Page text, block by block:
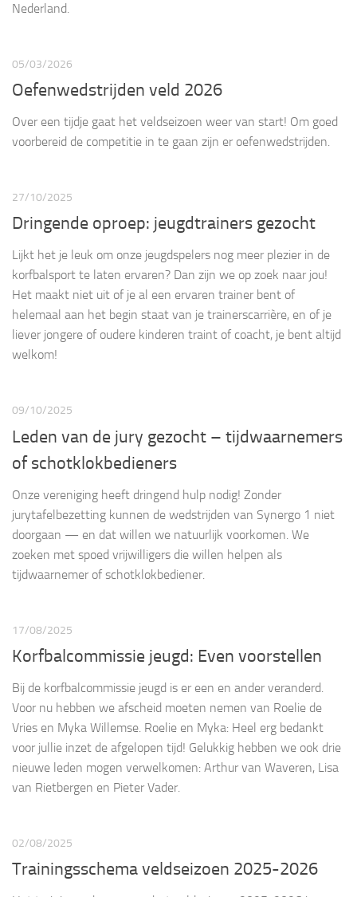
Nederland.
05/03/2026
Oefenwedstrijden veld 2026
Over een tijdje gaat het veldseizoen weer van start! Om goed
voorbereid de competitie in te gaan zijn er oefenwedstrijden.
27/10/2025
Dringende oproep: jeugdtrainers gezocht
Lijkt het je leuk om onze jeugdspelers nog meer plezier in de
korfbalsport te laten ervaren? Dan zijn we op zoek naar jou!
Het maakt niet uit of je al een ervaren trainer bent of
helemaal aan het begin staat van je trainerscarrière, en of je
liever jongere of oudere kinderen traint of coacht, je bent altijd
welkom!
09/10/2025
Leden van de jury gezocht – tijdwaarnemers
of schotklokbedieners
Onze vereniging heeft dringend hulp nodig! Zonder
jurytafelbezetting kunnen de wedstrijden van Synergo 1 niet
doorgaan — en dat willen we natuurlijk voorkomen. We
zoeken met spoed vrijwilligers die willen helpen als
tijdwaarnemer of schotklokbediener.
17/08/2025
Korfbalcommissie jeugd: Even voorstellen
Bij de korfbalcommissie jeugd is er een en ander veranderd.
Voor nu hebben we afscheid moeten nemen van Roelie de
Vries en Myka Willemse. Roelie en Myka: Heel erg bedankt
voor jullie inzet de afgelopen tijd! Gelukkig hebben we ook drie
nieuwe leden mogen verwelkomen: Arthur van Waveren, Lisa
van Rietbergen en Pieter Vader.
02/08/2025
Trainingsschema veldseizoen 2025-2026